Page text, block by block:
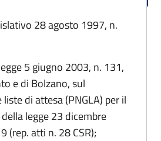
28 agosto 1997, n.
5 giugno 2003, n. 131,
e di Bolzano, sul
di attesa (PNGLA) per il
legge 23 dicembre
(rep. atti n. 28 CSR);